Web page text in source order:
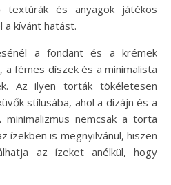
textúrák és anyagok játékos
a kívánt hatást.
a fondant és a krémek
fémes díszek és a minimalista
Az ilyen torták tökéletesen
stílusába, ahol a dizájn és a
minimalizmus nemcsak a torta
ízekben is megnyilvánul, hiszen
az ízeket anélkül, hogy